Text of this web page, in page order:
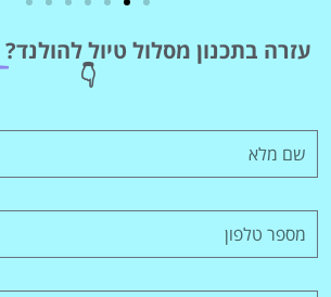
מציאת מלון
לחצו
עזרה בתכנון מסלול טיול להולנד?
👇